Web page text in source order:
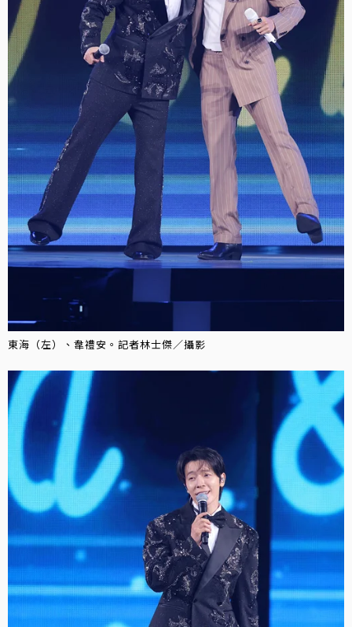
東海（左）、韋禮安。記者林士傑／攝影